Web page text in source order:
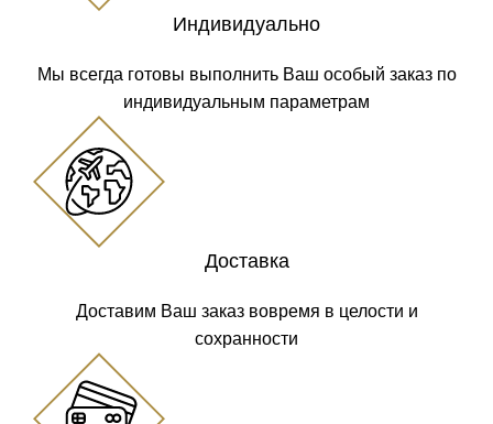
Индивидуально
Мы всегда готовы выполнить Ваш особый заказ по
индивидуальным параметрам
Доставка
Доставим Ваш заказ вовремя в целости и
сохранности